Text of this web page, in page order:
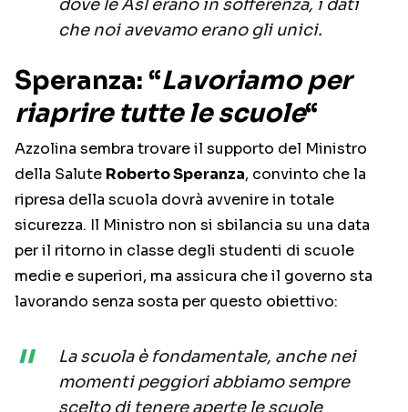
dove le Asl erano in sofferenza, i dati
che noi avevamo erano gli unici.
Speranza: “Lavoriamo per
riaprire tutte le scuole“
Azzolina sembra trovare il supporto del Ministro
della Salute Roberto Speranza, convinto che la
ripresa della scuola dovrà avvenire in totale
sicurezza. Il Ministro non si sbilancia su una data
per il ritorno in classe degli studenti di scuole
medie e superiori, ma assicura che il governo sta
lavorando senza sosta per questo obiettivo:
La scuola è fondamentale, anche nei
momenti peggiori abbiamo sempre
scelto di tenere aperte le scuole